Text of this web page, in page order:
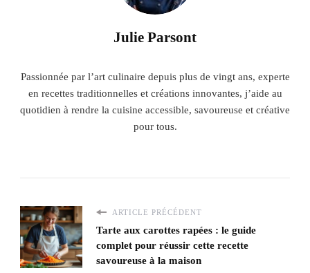
Julie Parsont
Passionnée par l’art culinaire depuis plus de vingt ans, experte
en recettes traditionnelles et créations innovantes, j’aide au
quotidien à rendre la cuisine accessible, savoureuse et créative
pour tous.
ARTICLE PRÉCÉDENT
Tarte aux carottes rapées : le guide
complet pour réussir cette recette
savoureuse à la maison